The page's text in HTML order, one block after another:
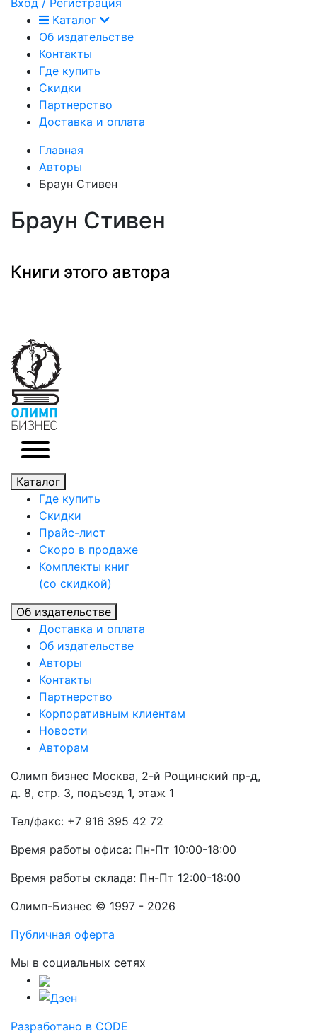
Каталог
Об издательстве
Контакты
Где купить
Скидки
Партнерство
Доставка и оплата
Главная
Авторы
Браун Стивен
Браун Стивен
Книги этого автора
Каталог
Где купить
Скидки
Прайc-лист
Скоро в продаже
Комплекты книг
(со скидкой)
Об издательстве
Доставка и оплата
Об издательстве
Авторы
Контакты
Партнерство
Корпоративным клиентам
Новости
Авторам
Олимп бизнес Москва, 2-й Рощинский пр-д,
д. 8, стр. 3, подъезд 1, этаж 1
Тел/факс: +7 916 395 42 72
Время работы офиса: Пн-Пт 10:00-18:00
Время работы склада: Пн-Пт 12:00-18:00
Олимп-Бизнес © 1997 - 2026
Публичная оферта
Мы в социальных сетях
Разработано в CODE